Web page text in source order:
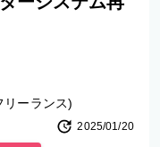
リーランス)
2025/01/20